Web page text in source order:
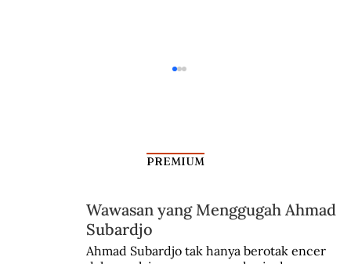
PREMIUM
Wawasan yang Menggugah Ahmad
Subardjo
Ahmad Subardjo tak hanya berotak encer